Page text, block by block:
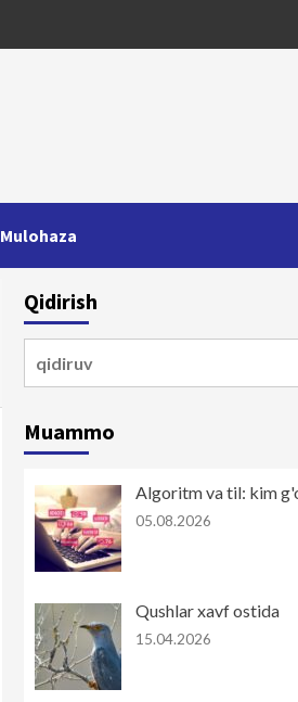
Mulohaza
Qidirish
Muammo
Algoritm va til: kim
05.08.2026
Qushlar xavf ostida
15.04.2026